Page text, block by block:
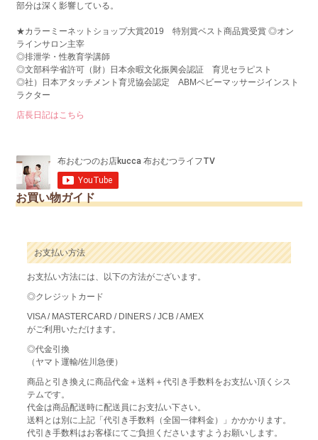
部分は深く影響している。
★カラーミーネットショップ大賞2019 特別賞ベスト商品賞受賞 ◎オン
ラインサロン主宰
◎排泄学・性教育学講師
◎文部科学省許可（財）日本余暇文化振興会認証 育児セラピスト
◎社）日本アタッチメント育児協会認定 ABMベビーマッサージインスト
ラクター
店長日記はこちら
お買い物ガイド
お支払い方法
お支払い方法には、以下の方法がございます。
◎クレジットカード
VISA / MASTERCARD / DINERS / JCB / AMEX
がご利用いただけます。
◎代金引換
（ヤマト運輸/佐川急便）
商品と引き換えに商品代金＋送料＋代引き手数料をお支払い頂くシス
テムです。
代金は商品配送時に配送員にお支払い下さい。
送料とは別に上記「代引き手数料（全国一律料金）」かかかります。
代引き手数料はお客様にてご負担くださいますようお願いします。